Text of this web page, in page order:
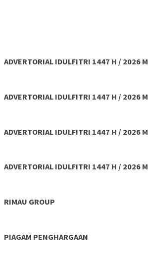
ADVERTORIAL IDULFITRI 1447 H / 2026 M
ADVERTORIAL IDULFITRI 1447 H / 2026 M
ADVERTORIAL IDULFITRI 1447 H / 2026 M
ADVERTORIAL IDULFITRI 1447 H / 2026 M
RIMAU GROUP
PIAGAM PENGHARGAAN